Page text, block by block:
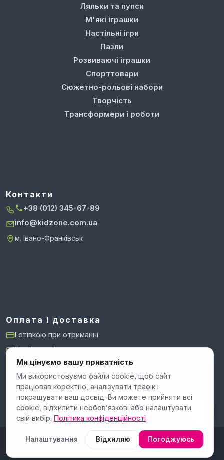
Ляльки та пупси
М'які іграшки
Настільні ігри
Пазли
Розвиваючі іграшки
Спорттовари
Сюжетно-рольові набори
Творчість
Трансформери і роботи
Контакти
+38 (012) 345-67-89
info@kidzone.com.ua
м. Івано-Франківськ
Оплата і доставка
Готівкою при отриманні
Банківський переказ
Нова Пошта: відділення, поштомат, адреса
Укрпошта: стандарт і експрес
© 2026 KidZone. Усі права захищені.
Правова інформація та умови використання сайту
Ми цінуємо вашу приватність
Ми використовуємо файли cookie, щоб сайт
працював коректно, аналізувати трафік і
покращувати ваш досвід. Ви можете прийняти всі
cookie, відхилити необов’язкові або налаштувати
свій вибір. Політика конфіденційності
Налаштування Відхиляю Погоджуюсь